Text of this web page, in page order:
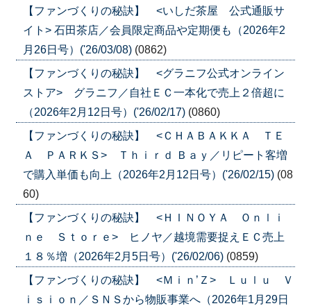
【ファンづくりの秘訣】 <いしだ茶屋 公式通販サ
イト> 石田茶店／会員限定商品や定期便も（2026年2
月26日号）('26/03/08) (0862)
【ファンづくりの秘訣】 <グラニフ公式オンライン
ストア> グラニフ／自社ＥＣ一本化で売上２倍超に
（2026年2月12日号）('26/02/17) (0860)
【ファンづくりの秘訣】 <ＣＨＡＢＡＫＫＡ ＴＥ
Ａ ＰＡＲＫＳ> Ｔｈｉｒｄ Ｂａｙ／リピート客増
で購入単価も向上（2026年2月12日号）('26/02/15) (08
60)
【ファンづくりの秘訣】 <ＨＩＮＯＹＡ Ｏｎｌｉ
ｎｅ Ｓｔｏｒｅ> ヒノヤ／越境需要捉えＥＣ売上
１８％増（2026年2月5日号）('26/02/06) (0859)
【ファンづくりの秘訣】 <Ｍｉｎ’Ｚ> Ｌｕｌｕ Ｖ
ｉｓｉｏｎ／ＳＮＳから物販事業へ（2026年1月29日